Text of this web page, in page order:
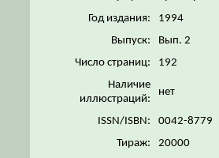
Год издания:
1994
Выпуск:
Вып. 2
Число страниц:
192
Наличие
иллюстраций:
нет
ISSN/ISBN:
0042-8779
Тираж:
20000